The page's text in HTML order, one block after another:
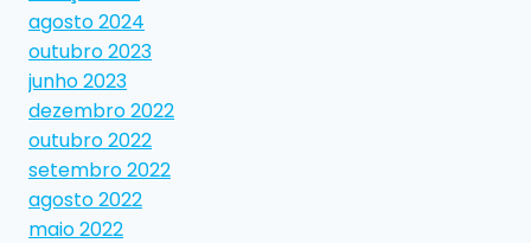
agosto 2024
outubro 2023
junho 2023
dezembro 2022
outubro 2022
setembro 2022
agosto 2022
maio 2022